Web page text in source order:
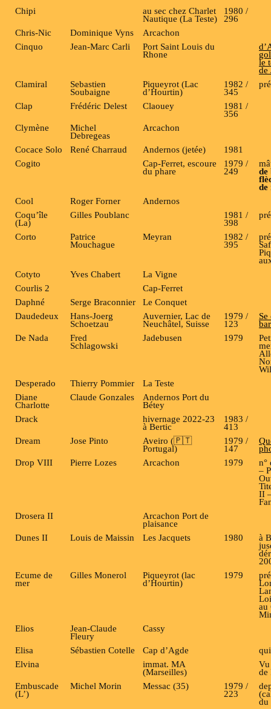
Chipi
au sec chez Charlet
Nautique (La Teste)
1980 /
296
Chris-Nic
Dominique Vyns
Arcachon
Cinquo
Jean-Marc Carli Port Saint Louis du
Rhone
le
de
Clamiral
Sebastien
Soubaigne
Piqueyrot (Lac
d’Hourtin)
1982 /
345
Clap Frédéric Delest Claouey 1981 /
356
Clymène
Michel
Debregeas
Arcachon
Cocace Solo René Charraud Andernos (jetée)
1981
Cogito
Cap-Ferret, escoure
du phare
1979 /
249 de
de
Cool
Roger Forner
Andernos
Coqu’île
(La)
Gilles Poublanc 1981 /
398
Corto Patrice
Mouchague
Meyran 1982 /
395
Cotyto
Yves Chabert
La Vigne
Courlis 2
Cap-Ferret
Daphné
Serge Braconnier
Le Conquet
Daudedeux
Hans-Joerg
Schoetzau
Auvernier, Lac de
Neuchâtel, Suisse
1979 /
123
De Nada
Fred
Schlagowski
Jadebusen 1979
Desperado
Thierry Pommier
La Teste
Diane
Charlotte
Claude Gonzales Andernos Port du
Bétey
Drack
hivernage 2022-23
à Bertic
1983 /
413
Dream
Jose Pinto Aveiro (🇵🇹
Portugal)
1979 /
147
Drop VIII
Pierre Lozes Arcachon 1979 n°
–
II
Drosera II
Arcachon Port de
plaisance
Dunes II
Louis de Maissin Les Jacquets 1980 à
Ecume de
mer
Gilles Monerol Piqueyrot (lac
d’Hourtin)
1979
au
Elios
Jean-Claude
Fleury
Cassy
Elisa Sébastien Cotelle Cap d’Agde
Elvina
immat. MA
(Marseilles)
de
Embuscade
(L’)
Michel Morin Messac (35) 1979 /
223
du